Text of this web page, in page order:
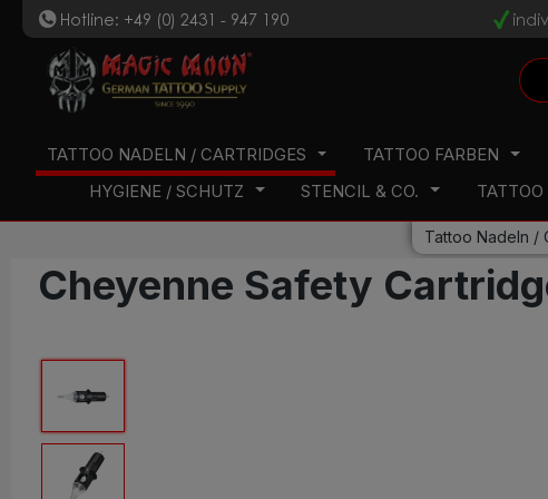
Hauptinhalt springen
Zur Suche springen
Zur Hauptnavigation springen
tHotline: +49 (0) 2431 - 947 190 v
TATTOO NADELN / CARTRIDGES TATTOO FARBEN
HYGIENE / SCHUTZ
STENCIL & CO. TATTOO
Tattoo Nadeln /
Cheyenne Safety
Bildergalerie überspringen